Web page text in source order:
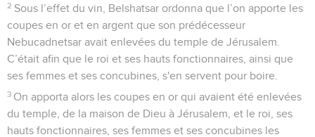
2 Sous l’effet du vin, Belshatsar ordonna que l’on apporte les
coupes en or et en argent que son prédécesseur
Nebucadnetsar avait enlevées du temple de Jérusalem.
C’était afin que le roi et ses hauts fonctionnaires, ainsi que
ses femmes et ses concubines, s'en servent pour boire.
3 On apporta alors les coupes en or qui avaient été enlevées
du temple, de la maison de Dieu à Jérusalem, et le roi, ses
hauts fonctionnaires, ses femmes et ses concubines les